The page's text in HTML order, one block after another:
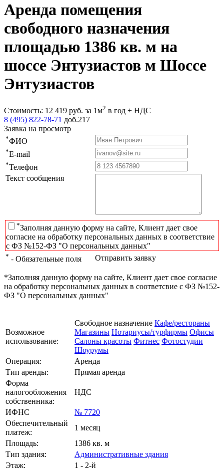
Аренда помещения
свободного назначения
площадью 1386 кв. м на
шоссе Энтузиастов м Шоссе
Энтузиастов
Стоимость: 12 419 руб. за 1м2 в год + НДС
8 (495) 822-78-71 доб.217
Заявка на просмотр
*ФИО
*E-mail
*Телефон
Текст сообщения
*Заполняя данную форму на сайте, Клиент дает свое
согласие на обработку персональных данных в соответствие
с ФЗ №152-ФЗ "О персональных данных"
* - Обязательные поля Отправить заявку
*Заполняя данную форму на сайте, Клиент дает свое согласие
на обработку персональных данных в соответсвие с ФЗ №152-
ФЗ "О персональных данных"
Возможное
использование:
Свободное назначение Кафе/рестораны
Магазины Нотариусы/турфирмы Офисы
Салоны красоты Фитнес Фотостудии
Шоурумы
Операция:
Аренда
Тип аренды:
Прямая аренда
Форма
налогообложения
собственника:
НДС
ИФНС
№ 7720
Обеспечительный
платеж:
1 месяц
Площадь:
1386 кв. м
Тип здания:
Административные здания
Этаж:
1 - 2-й